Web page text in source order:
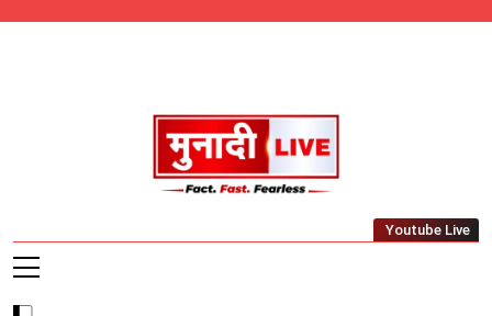
Munadi Live – Jharkhand's Leading Local
Youtube Live